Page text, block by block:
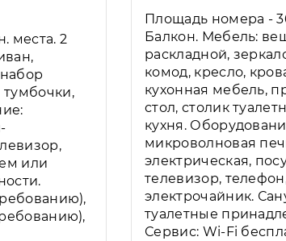
места. 2
или
Площадь номера -
Балкон. Мебель:
раскладной,
комод, кресло,
кухонная мебель,
стол, столик
кухня.
микроволновая
электрическая,
телевизор,
электрочайник.
туалетные
Сервис: Wi-Fi